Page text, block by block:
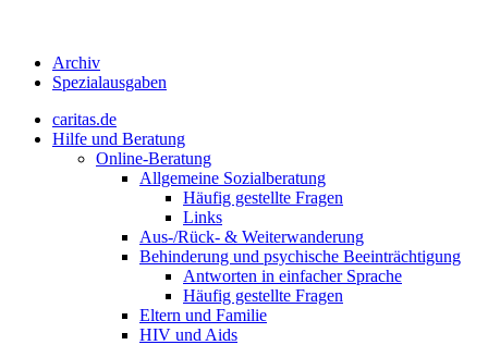
Archiv
Spezialausgaben
caritas.de
Hilfe und Beratung
Online-Beratung
Allgemeine Sozialberatung
Häufig gestellte Fragen
Links
Aus-/Rück- & Weiterwanderung
Behinderung und psychische Beeinträchtigung
Antworten in einfacher Sprache
Häufig gestellte Fragen
Eltern und Familie
HIV und Aids